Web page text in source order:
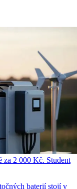
za 2 000 Kč. Student
baterií stojí v